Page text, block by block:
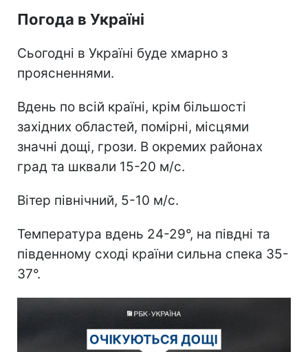
Погода в Україні
Сьогодні в Україні буде хмарно з
проясненнями.
Вдень по всій країні, крім більшості
західних областей, помірні, місцями
значні дощі, грози. В окремих районах
град та шквали 15-20 м/с.
Вітер північний, 5-10 м/с.
Температура вдень 24-29°, на півдні та
південному сході країни сильна спека 35-
37°.